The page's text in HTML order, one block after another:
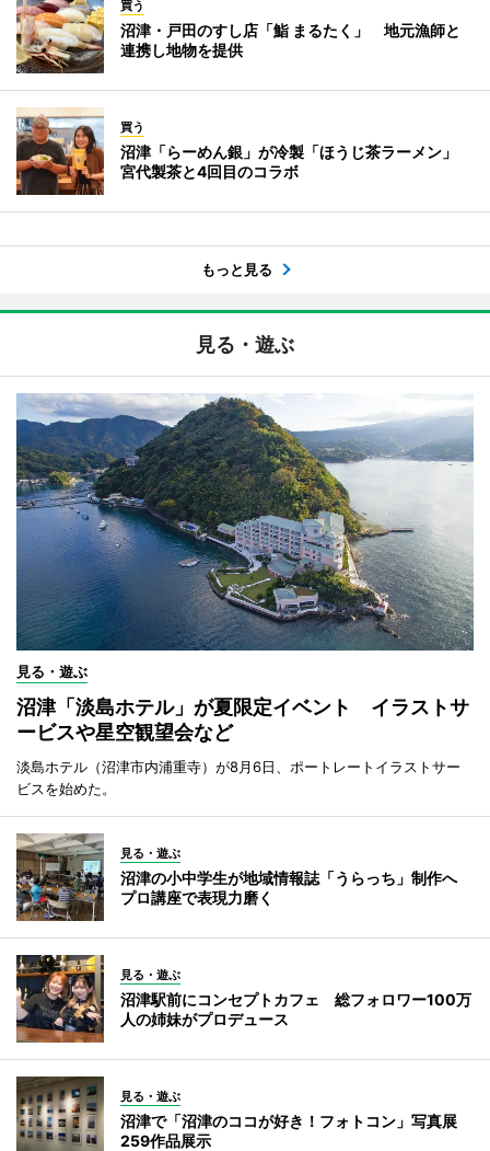
買う
沼津・戸田のすし店「鮨 まるたく」 地元漁師と
連携し地物を提供
買う
沼津「らーめん銀」が冷製「ほうじ茶ラーメン」
宮代製茶と4回目のコラボ
もっと見る
見る・遊ぶ
見る・遊ぶ
沼津「淡島ホテル」が夏限定イベント イラストサ
ービスや星空観望会など
淡島ホテル（沼津市内浦重寺）が8月6日、ポートレートイラストサー
ビスを始めた。
見る・遊ぶ
沼津の小中学生が地域情報誌「うらっち」制作へ
プロ講座で表現力磨く
見る・遊ぶ
沼津駅前にコンセプトカフェ 総フォロワー100万
人の姉妹がプロデュース
見る・遊ぶ
沼津で「沼津のココが好き！フォトコン」写真展
259作品展示